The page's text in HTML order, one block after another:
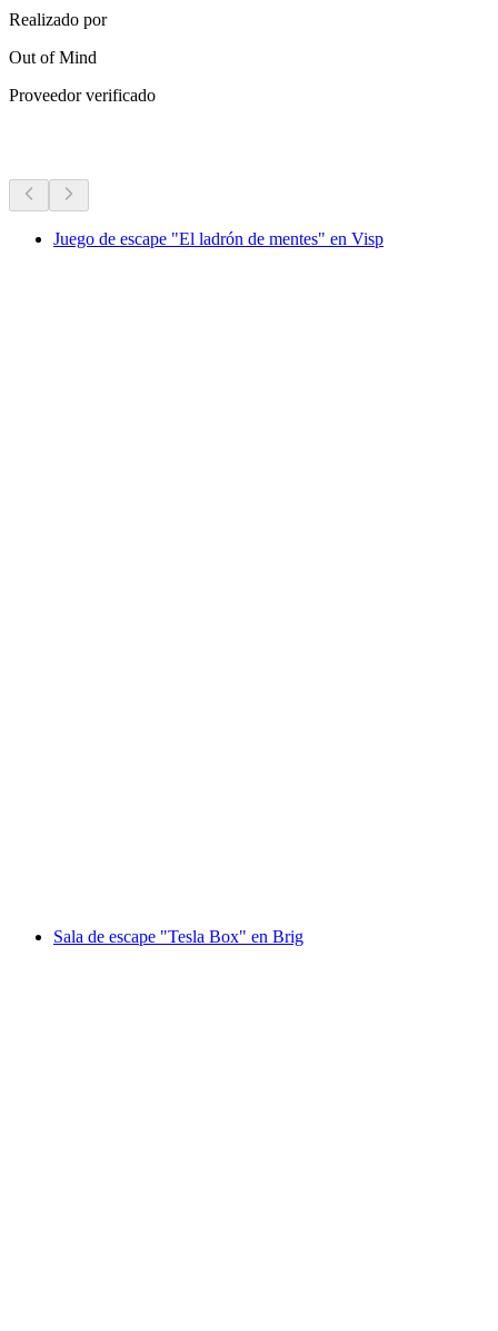
Realizado por
Out of Mind
Proveedor verificado
Juego de escape "El ladrón de mentes" en Visp
Sala de escape "Tesla Box" en Brig